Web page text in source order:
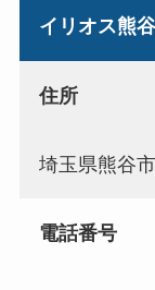
イリオス熊
住所
埼玉県熊谷
電話番号